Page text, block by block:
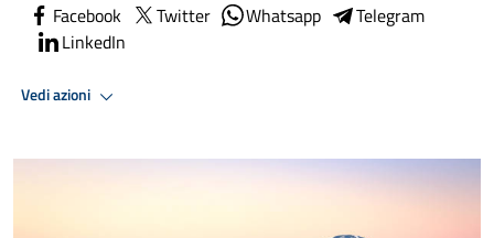
Facebook Twitter Whatsapp
Telegram
LinkedIn
Vedi azioni